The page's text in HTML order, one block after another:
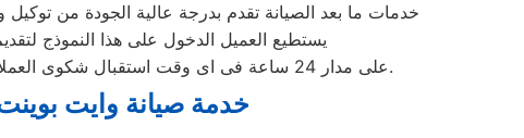
خدمات ما بعد الصيانة تقدم بدرجة عالية الجودة من توكيل
يستطيع العميل الدخول على هذا النموذج
على مدار 24 ساعة فى اى وقت استقبال شكوى العملاء والرد عليهم فى اسرع وقت.
خدمة صيانة وايت